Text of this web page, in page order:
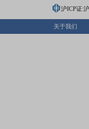
沪ICP证:
关于我们